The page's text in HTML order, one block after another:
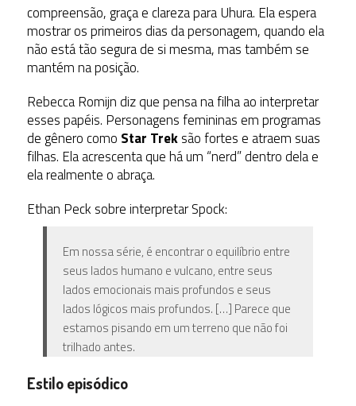
compreensão, graça e clareza para Uhura. Ela espera
mostrar os primeiros dias da personagem, quando ela
não está tão segura de si mesma, mas também se
mantém na posição.
Rebecca Romijn diz que pensa na filha ao interpretar
esses papéis. Personagens femininas em programas
de gênero como Star Treksão fortes e atraem suas
filhas. Ela acrescenta que há um “nerd” dentro dela e
ela realmente o abraça.
Ethan Peck sobre interpretar Spock:
Em nossa série, é encontrar o equilíbrio entre
seus lados humano e vulcano, entre seus
lados emocionais mais profundos e seus
lados lógicos mais profundos. […] Parece que
estamos pisando em um terreno que não foi
trilhado antes.
Estilo episódico